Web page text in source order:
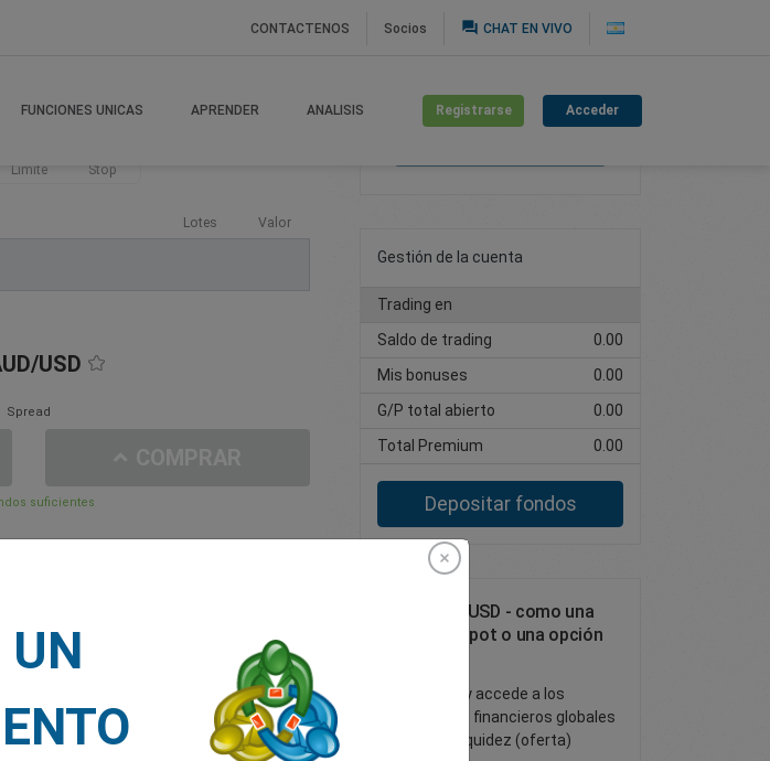
CONTACTENOS Socios question_answer CHAT EN VIVO
FUNCIONES UNICAS APRENDER ANALISIS Registrarse Acceder
Límite Stop
Lotes Valor
USD
Spread
suficientes
Ver más >
Cree una cuenta de
Gestión de la cuenta
Trading en
Saldo de trading
0.00
Mis bonuses
0.00
G/P total abierto
0.00
Total Premium
0.00
Depositar fondos
Opera AUD/USD - como una
operación spot o una opción
Opera FX y accede a los
mercados financieros globales
con alta liquidez (oferta)
UN